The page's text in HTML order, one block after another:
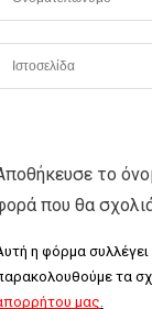
το
που θα
η φόρμα
τα
μας.